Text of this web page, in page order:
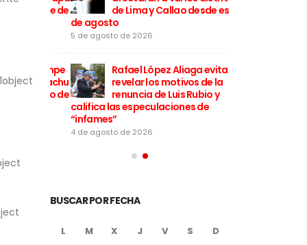
a Machu
de Lima y Callao desde este 5
de agosto
5 de agosto de 2026
Rafael López Aliaga evita
revelar los motivos de la
renuncia de Luis Rubio y
califica las especulaciones de
“infames”
4 de agosto de 2026
BUSCAR POR FECHA
L M X J V S D